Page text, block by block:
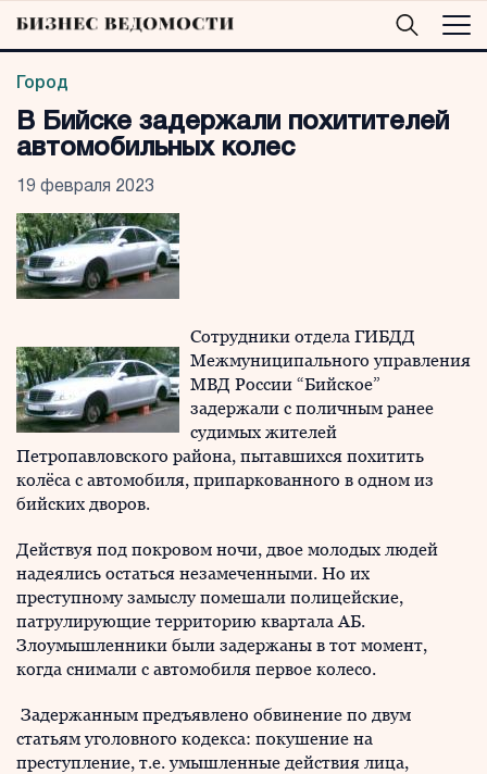
Город
В Бийске задержали похитителей
автомобильных колес
19 февраля 2023
Сотрудники отдела ГИБДД
Межмуниципального управления
МВД России “Бийское”
задержали с поличным ранее
судимых жителей
Петропавловского района, пытавшихся похитить
колёса с автомобиля, припаркованного в одном из
бийских дворов.
Действуя под покровом ночи, двое молодых людей
надеялись остаться незамеченными. Но их
преступному замыслу помешали полицейские,
патрулирующие территорию квартала АБ.
Злоумышленники были задержаны в тот момент,
когда снимали с автомобиля первое колесо.
Задержанным предъявлено обвинение по двум
статьям уголовного кодекса: покушение на
преступление, т.е. умышленные действия лица,